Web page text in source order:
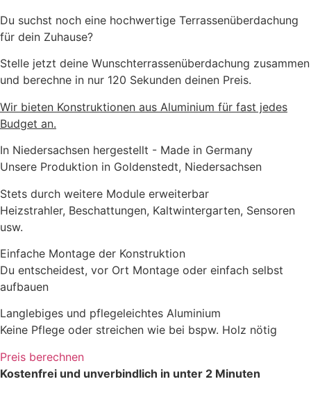
Du suchst noch eine hochwertige Terrassenüberdachung
für dein Zuhause?
Stelle jetzt deine Wunschterrassenüberdachung zusammen
und berechne in nur 120 Sekunden deinen Preis.
Wir bieten Konstruktionen aus Aluminium für fast jedes
Budget an.
In Niedersachsen hergestellt - Made in Germany
Unsere Produktion in Goldenstedt, Niedersachsen
Stets durch weitere Module erweiterbar
Heizstrahler, Beschattungen, Kaltwintergarten, Sensoren
usw.
Einfache Montage der Konstruktion
Du entscheidest, vor Ort Montage oder einfach selbst
aufbauen
Langlebiges und pflegeleichtes Aluminium
Keine Pflege oder streichen wie bei bspw. Holz nötig
Preis berechnen
Kostenfrei und unverbindlich in unter 2 Minuten